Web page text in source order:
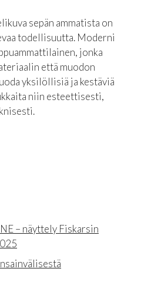
sepän ammatista on
todellisuutta. Moderni
jonka
että muodon
yksilöllisiä ja kestäviä
niin esteettisesti,
– näyttely Fiskarsin